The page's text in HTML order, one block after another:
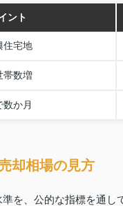
ント
住宅地
帯数増
か月
却相場の見方
を、公的な指標を通し